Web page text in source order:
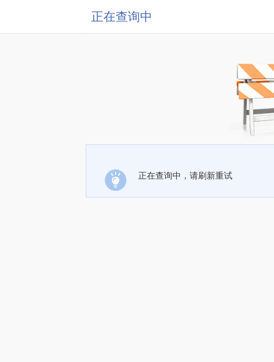
正在查询中
正在查询中，请刷新重试